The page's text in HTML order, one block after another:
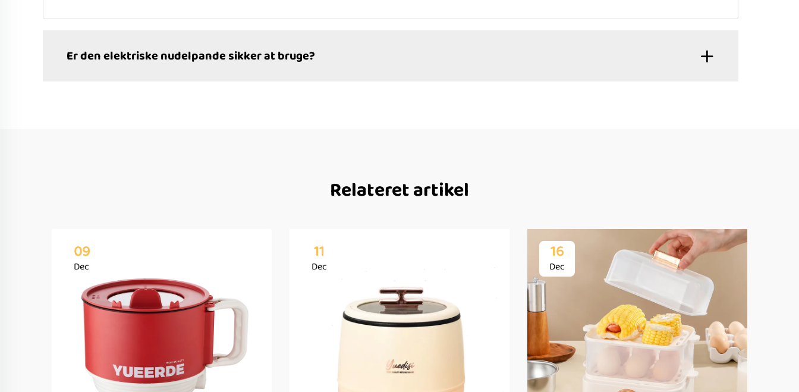
Er den elektriske nudelpande sikker at bruge?
Relateret artikel
09
Dec
11
Dec
16
Dec